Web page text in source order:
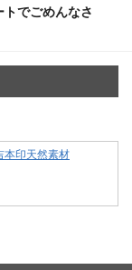
でごめんなさ
本印天然素材